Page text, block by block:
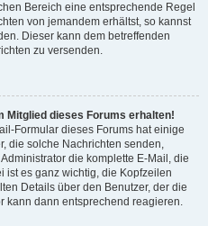
Bereich eine entsprechende Regel
von jemandem erhältst, so kannst
Dieser kann dem betreffenden
zu versenden.
Mitglied dieses Forums erhalten!
Formular dieses Forums hat einige
die solche Nachrichten senden,
die komplette E-Mail, die
ist es ganz wichtig, die Kopfzeilen
Details über den Benutzer, der die
kann dann entsprechend reagieren.